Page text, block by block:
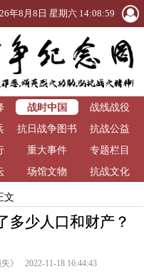
年8月8日 星期六 14:09:00
战时中国
战线战役
抗日战争图书
馆
抗战公益
重大事件
专题栏目
场馆文物 抗战文化
文
多少人口和财产？
》 2022-11-18 16:44:43